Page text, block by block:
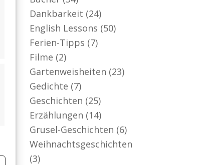
Dankbarkeit (24)
English Lessons (50)
Ferien-Tipps (7)
Filme (2)
Gartenweisheiten (23)
Gedichte (7)
Geschichten (25)
Erzählungen (14)
Grusel-Geschichten (6)
Weihnachtsgeschichten
(3)